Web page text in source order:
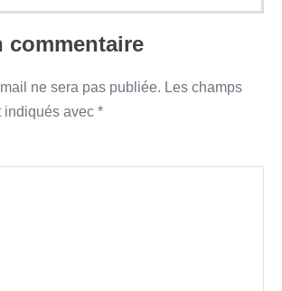
commentaire
ne sera pas publiée. Les champs
indiqués avec *